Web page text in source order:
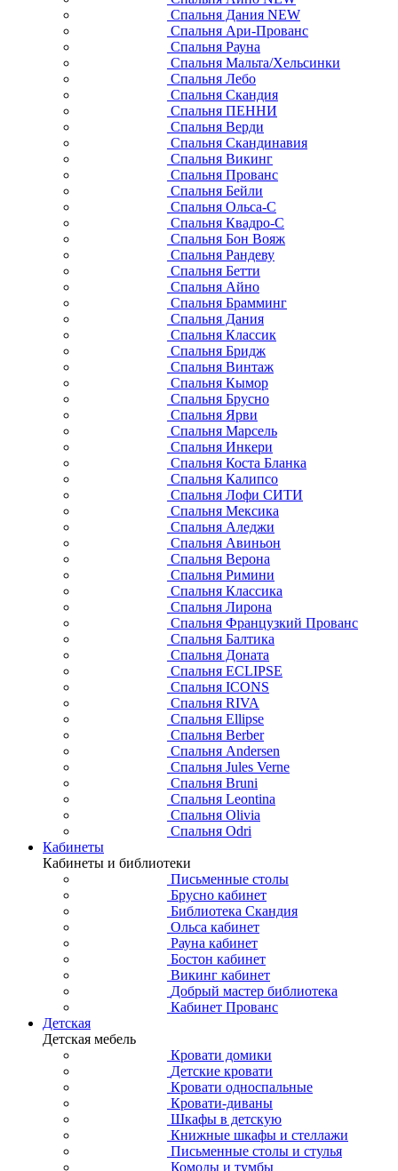
Спальня Дания NEW
Спальня Ари-Прованс
Спальня Рауна
Спальня Мальта/Хельсинки
Спальня Лебо
Спальня Скандия
Спальня ПЕННИ
Спальня Верди
Спальня Скандинавия
Спальня Викинг
Спальня Прованс
Спальня Бейли
Спальня Ольса-С
Спальня Квадро-С
Спальня Бон Вояж
Спальня Рандеву
Спальня Бетти
Спальня Айно
Спальня Брамминг
Спальня Дания
Спальня Классик
Спальня Бридж
Спальня Винтаж
Спальня Кымор
Спальня Брусно
Спальня Ярви
Спальня Марсель
Спальня Инкери
Спальня Коста Бланка
Спальня Калипсо
Спальня Лофи СИТИ
Спальня Мексика
Спальня Аледжи
Спальня Авиньон
Спальня Верона
Спальня Римини
Спальня Классика
Спальня Лирона
Спальня Французкий Прованс
Спальня Балтика
Спальня Доната
Спальня ECLIPSE
Спальня ICONS
Спальня RIVA
Спальня Ellipse
Спальня Berber
Спальня Andersen
Спальня Jules Verne
Спальня Bruni
Спальня Leontina
Спальня Olivia
Спальня Odri
Кабинеты
Кабинеты и библиотеки
Письменные столы
Брусно кабинет
Библиотека Скандия
Ольса кабинет
Рауна кабинет
Бостон кабинет
Викинг кабинет
Добрый мастер библиотека
Кабинет Прованс
Детская
Детская мебель
Кровати домики
Детские кровати
Кровати односпальные
Кровати-диваны
Шкафы в детскую
Книжные шкафы и стеллажи
Письменные столы и стулья
Комоды и тумбы